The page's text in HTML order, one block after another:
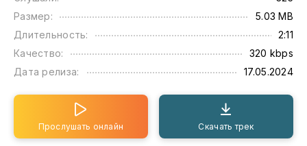
Размер:
5.03 MB
Длительность:
2:11
Качество:
320 kbps
Дата релиза:
17.05.2024
Прослушать онлайн Скачать трек